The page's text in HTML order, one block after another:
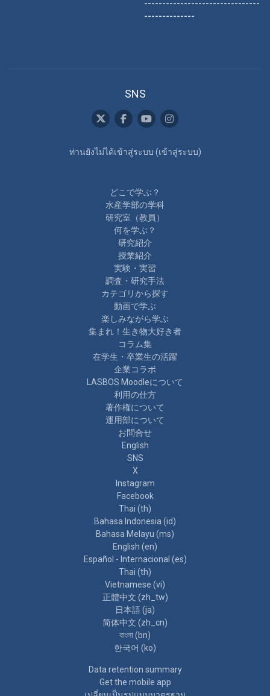
--------------------------------
--------------
SNS
ท่านยังไม่ได้เข้าสู่ระบบ (เข้าสู่ระบบ)
どこで学ぶ？
水産学部の学科
研究室（教員）
何を学ぶ？
研究紹介
授業紹介
実験・実習
調査・研究手法
カテゴリから探す
動画で学ぶ
楽しみながら学ぶ
集まれ！生き物大好き者
コラム集
在学生・卒業生の活躍
企業コラボ
LASBOS Moodleについて
利用の仕方
著作権について
運用部について
お問合せ
English
SNS
X
Instagram
Facebook
Thai ‎(th)‎
Bahasa Indonesia ‎(id)‎
Bahasa Melayu ‎(ms)‎
English ‎(en)‎
Español - Internacional ‎(es)‎
Thai ‎(th)‎
Vietnamese ‎(vi)‎
正體中文 ‎(zh_tw)‎
日本語 ‎(ja)‎
简体中文 ‎(zh_cn)‎
বাংলা ‎(bn)‎
한국어 ‎(ko)‎
Data retention summary
Get the mobile app